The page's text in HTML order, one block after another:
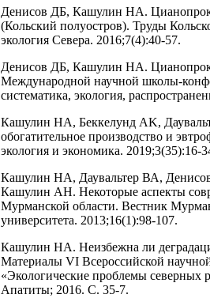
Денисов ДБ, Кашулин НА.
(Кольский полуостров). Труды
экология Севера. 2016;7(4):40-57.
Денисов ДБ, Кашулин НА.
Международной научной школы-
систематика, экология,
Кашулин НА, Беккелунд АK,
обогатительное производство и
экология и экономика. 2019;3(35):16-
Кашулин НА, Даувальтер ВА,
Кашулин АН. Некоторые аспекты
Мурманской области. Вестник
университета. 2013;16(1):98-107.
Кашулин НА. Неизбежна ли
Материалы VI Всероссийской
«Экологические проблемы северных
Апатиты; 2016. С. 35-7.